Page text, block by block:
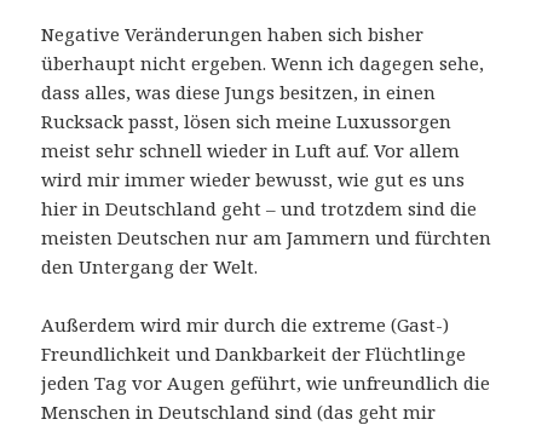
Negative Veränderungen haben sich bisher
überhaupt nicht ergeben. Wenn ich dagegen sehe,
dass alles, was diese Jungs besitzen, in einen
Rucksack passt, lösen sich meine Luxussorgen
meist sehr schnell wieder in Luft auf. Vor allem
wird mir immer wieder bewusst, wie gut es uns
hier in Deutschland geht – und trotzdem sind die
meisten Deutschen nur am Jammern und fürchten
den Untergang der Welt.
Außerdem wird mir durch die extreme (Gast-)
Freundlichkeit und Dankbarkeit der Flüchtlinge
jeden Tag vor Augen geführt, wie unfreundlich die
Menschen in Deutschland sind (das geht mir